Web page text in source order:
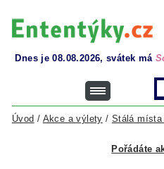
Dnes je 08.08.2026, svátek má
Úvod / Akce a výlety / Stálá
Pořádáte